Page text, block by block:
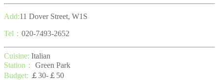
Add:11 Dover Street, W1S
Tel： 020-7493-2652
Cuisine: Italian
Station：
Green Park
Budget: ￡30-￡50